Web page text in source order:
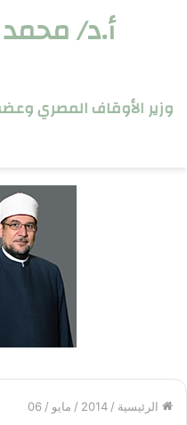
أ.د/
وزير الأوقاف المصري
الرئيسية /
2014
/ مايو /
06